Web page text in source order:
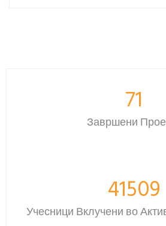
126
Завршени
58271
Учесници Вклучени во